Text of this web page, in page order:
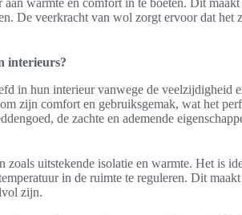
warmte en comfort in te boeten. Dit
De veerkracht van wol zorgt ervoor dat
interieurs?
in hun interieur vanwege de veelzijdigheid
zijn comfort en gebruiksgemak, wat het
de zachte en ademende
zoals uitstekende isolatie en warmte. Het is
in de ruimte te reguleren. Dit
zijn.